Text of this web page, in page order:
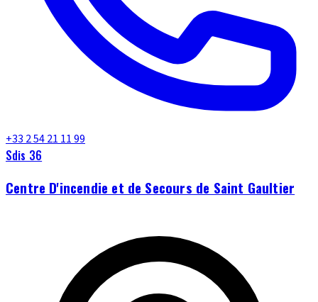
+33 2 54 21 11 99
Sdis 36
Centre D'incendie et de Secours de Saint Gaultier